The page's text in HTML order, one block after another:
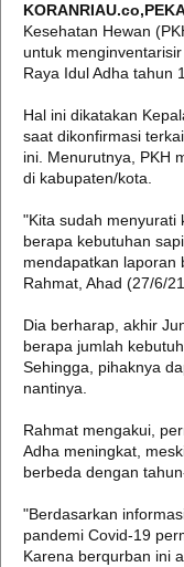
Kesehatan Hewan
untuk
Raya Idul Adha tahun
Hal ini dikatakan
saat dikonfirmasi
ini. Menurutnya, PKH
di kabupaten/kota.
"Kita sudah menyurati
berapa kebutuhan
mendapatkan laporan
Rahmat, Ahad (27/6/
Dia berharap, akhir
berapa jumlah
Sehingga, pihaknya
nantinya.
Rahmat mengakui,
Adha meningkat,
berbeda dengan
"Berdasarkan
pandemi Covid-19
Karena berqurban ini